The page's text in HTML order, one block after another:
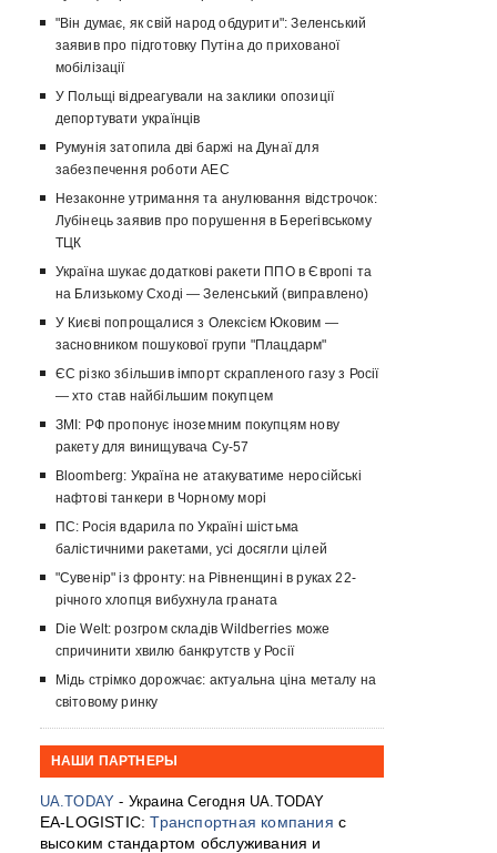
"Він думає, як свій народ обдурити": Зеленський
заявив про підготовку Путіна до прихованої
мобілізації
У Польщі відреагували на заклики опозиції
депортувати українців
Румунія затопила дві баржі на Дунаї для
забезпечення роботи АЕС
Незаконне утримання та анулювання відстрочок:
Лубінець заявив про порушення в Берегівському
ТЦК
Україна шукає додаткові ракети ППО в Європі та
на Близькому Сході — Зеленський (виправлено)
У Києві попрощалися з Олексієм Юковим —
засновником пошукової групи "Плацдарм"
ЄС різко збільшив імпорт скрапленого газу з Росії
— хто став найбільшим покупцем
ЗМІ: РФ пропонує іноземним покупцям нову
ракету для винищувача Су-57
Bloomberg: Україна не атакуватиме неросійські
нафтові танкери в Чорному морі
ПС: Росія вдарила по Україні шістьма
балістичними ракетами, усі досягли цілей
"Сувенір" із фронту: на Рівненщині в руках 22-
річного хлопця вибухнула граната
Die Welt: розгром складів Wildberries може
спричинити хвилю банкрутств у Росії
Мідь стрімко дорожчає: актуальна ціна металу на
світовому ринку
НАШИ ПАРТНЕРЫ
UA.TODAY - Украина Сегодня UA.TODAY
EA-LOGISTIC:Транспортная компания с
высоким стандартом обслуживания и